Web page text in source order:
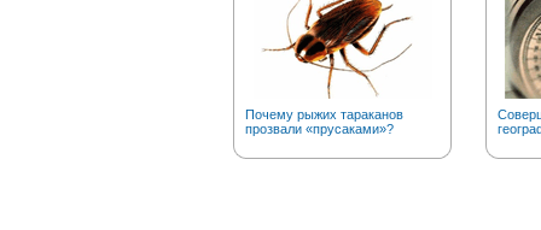
Почему рыжих тараканов
прозвали «прусаками»?